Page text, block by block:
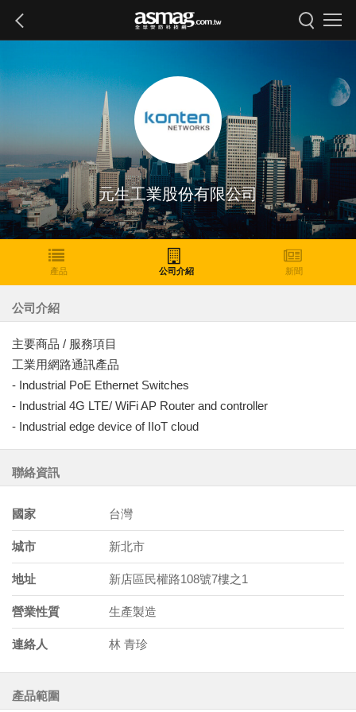
元生工業股份有限公司
產品 公司介紹 新聞
公司介紹
主要商品 / 服務項目
工業用網路通訊產品
- Industrial PoE Ethernet Switches
- Industrial 4G LTE/ WiFi AP Router and controller
- Industrial edge device of IIoT cloud
聯絡資訊
國家 台灣
城市 新北市
地址 新店區民權路108號7樓之1
營業性質 生產製造
連絡人 林 青珍
產品範圍